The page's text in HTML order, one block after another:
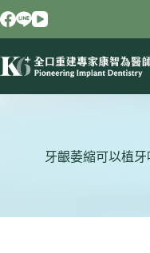
跳
至
要
牙齦萎縮可以植